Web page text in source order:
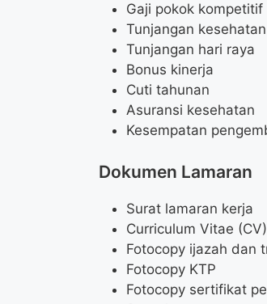
Gaji pokok kompetitif
Tunjangan kesehatan
Tunjangan hari raya
Bonus kinerja
Cuti tahunan
Asuransi kesehatan
Kesempatan
Dokumen Lamaran
Surat lamaran kerja
Curriculum Vitae (CV)
Fotocopy ijazah dan
Fotocopy KTP
Fotocopy sertifikat